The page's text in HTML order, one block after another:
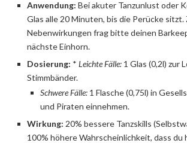
Anwendung: Bei akuter Tanzunlust oder
Glas alle 20 Minuten, bis die Perücke sitzt.
Nebenwirkungen frag bitte deinen
nächste Einhorn.
Dosierung: * Leichte Fälle: 1 Glas (0,2l) zur
Stimmbänder.
Schwere Fälle: 1 Flasche (0,75l) in
und Piraten einnehmen.
Wirkung: 20% bessere Tanzskills
100% höhere Wahrscheinlichkeit, dass du